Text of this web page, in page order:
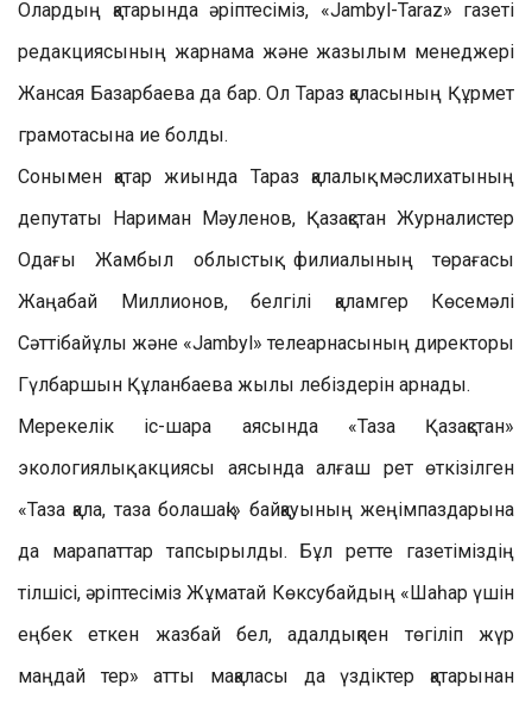
Олардың қатарында әріптесіміз, «Jambyl-Taraz» газеті
редакциясының жарнама және жазылым менеджері
Жансая Базарбаева да бар. Ол Тараз қаласының Құрмет
грамотасына ие болды.
Сонымен қатар жиында Тараз қалалық мәслихатының
депутаты Нариман Мәуленов, Қазақстан Журналистер
Одағы Жамбыл облыстық филиалының төрағасы
Жаңабай Миллионов, белгілі қаламгер Көсемәлі
Сәттібайұлы және «Jambyl» телеарнасының директоры
Гүлбаршын Құланбаева жылы лебіздерін арнады.
Мерекелік іс-шара аясында «Таза Қазақстан»
экологиялық акциясы аясында алғаш рет өткізілген
«Таза қала, таза болашақ!» байқауының жеңімпаздарына
да марапаттар тапсырылды. Бұл ретте газетіміздің
тілшісі, әріптесіміз Жұматай Көксубайдың «Шаһар үшін
еңбек еткен жазбай бел, адалдықпен төгіліп жүр
маңдай тер» атты мақаласы да үздіктер қатарынан